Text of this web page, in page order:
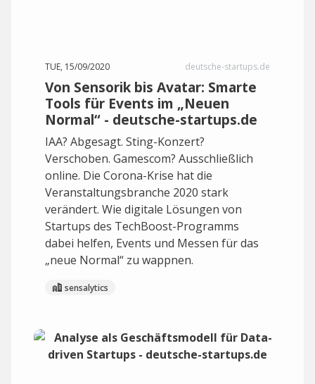
TUE, 15/09/2020 deutsche-startups.de
Von Sensorik bis Avatar: Smarte
Tools für Events im „Neuen
Normal“ - deutsche-startups.de
IAA? Abgesagt. Sting-Konzert?
Verschoben. Gamescom? Ausschließlich
online. Die Corona-Krise hat die
Veranstaltungsbranche 2020 stark
verändert. Wie digitale Lösungen von
Startups des TechBoost-Programms
dabei helfen, Events und Messen für das
„neue Normal“ zu wappnen.
sensalytics